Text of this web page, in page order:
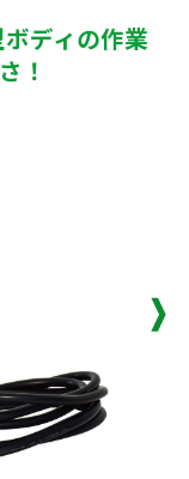
ディの作業
！